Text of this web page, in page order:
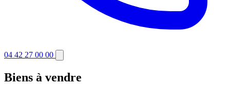
04 42 27 00 00
Biens à vendre